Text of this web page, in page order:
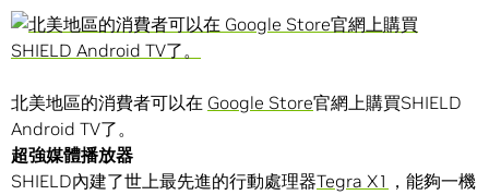
北美地區的消費者可以在 Google Store官網上購買SHIELD
Android TV了。
超強媒體播放器
SHIELD內建了世上最先進的行動處理器Tegra X1 ，能夠一機